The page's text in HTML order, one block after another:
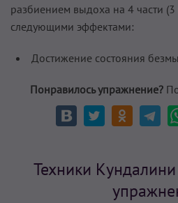
разбиением выдоха на 4 части
следующими эффектами:
Достижение состояния
Понравилось упражнение?
Техники